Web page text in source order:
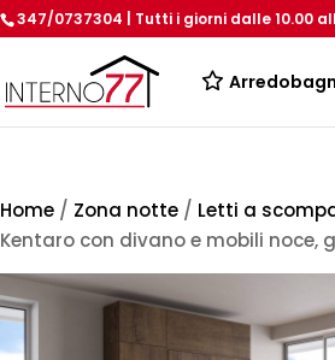
347/0737304 | Tutti i giorni dalle 10.00
Home / Zona notte / Letti a
Kentaro con divano e mobili noce,